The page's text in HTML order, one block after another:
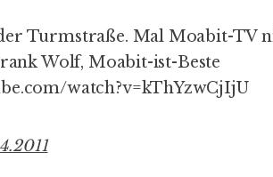
Turmstraße. Mal Moabit-TV
Wolf, Moabit-ist-Beste
watch?v=kThYzwCjIjU